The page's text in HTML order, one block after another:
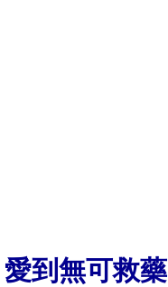
愛到無可救藥